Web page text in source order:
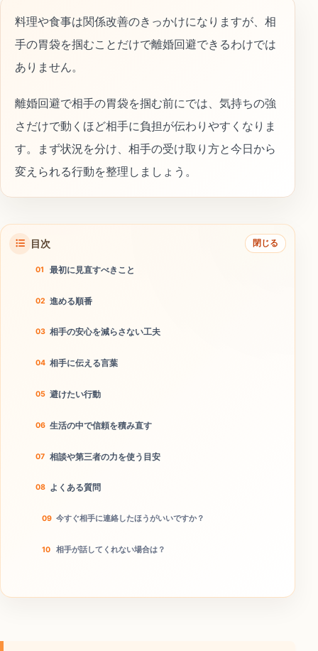
料理や食事は関係改善のきっかけになりますが、相
手の胃袋を掴むことだけで離婚回避できるわけでは
ありません。
離婚回避で相手の胃袋を掴む前にでは、気持ちの強
さだけで動くほど相手に負担が伝わりやすくなりま
す。まず状況を分け、相手の受け取り方と今日から
変えられる行動を整理しましょう。
目次 閉じる
最初に見直すべきこと
進める順番
相手の安心を減らさない工夫
相手に伝える言葉
避けたい行動
生活の中で信頼を積み直す
相談や第三者の力を使う目安
よくある質問
今すぐ相手に連絡したほうがいいですか？
相手が話してくれない場合は？